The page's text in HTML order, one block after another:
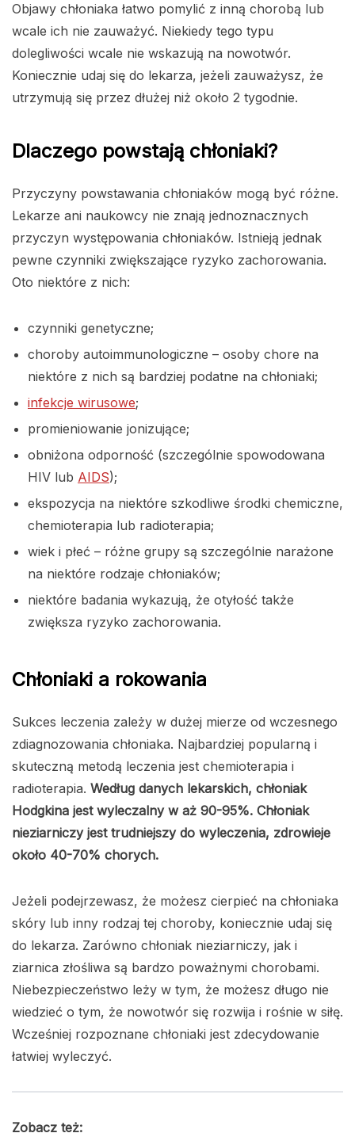
Objawy chłoniaka łatwo pomylić z inną chorobą lub
wcale ich nie zauważyć. Niekiedy tego typu
dolegliwości wcale nie wskazują na nowotwór.
Koniecznie udaj się do lekarza, jeżeli zauważysz, że
utrzymują się przez dłużej niż około 2 tygodnie.
Dlaczego powstają chłoniaki?
Przyczyny powstawania chłoniaków mogą być różne.
Lekarze ani naukowcy nie znają jednoznacznych
przyczyn występowania chłoniaków. Istnieją jednak
pewne czynniki zwiększające ryzyko zachorowania.
Oto niektóre z nich:
czynniki genetyczne;
choroby autoimmunologiczne – osoby chore na
niektóre z nich są bardziej podatne na chłoniaki;
infekcje wirusowe;
promieniowanie jonizujące;
obniżona odporność (szczególnie spowodowana
HIV lub AIDS);
ekspozycja na niektóre szkodliwe środki chemiczne,
chemioterapia lub radioterapia;
wiek i płeć – różne grupy są szczególnie narażone
na niektóre rodzaje chłoniaków;
niektóre badania wykazują, że otyłość także
zwiększa ryzyko zachorowania.
Chłoniaki a rokowania
Sukces leczenia zależy w dużej mierze od wczesnego
zdiagnozowania chłoniaka. Najbardziej popularną i
skuteczną metodą leczenia jest chemioterapia i
radioterapia. Według danych lekarskich, chłoniak
Hodgkina jest wyleczalny w aż 90-95%. Chłoniak
nieziarniczy jest trudniejszy do wyleczenia, zdrowieje
około 40-70% chorych.
Jeżeli podejrzewasz, że możesz cierpieć na chłoniaka
skóry lub inny rodzaj tej choroby, koniecznie udaj się
do lekarza. Zarówno chłoniak nieziarniczy, jak i
ziarnica złośliwa są bardzo poważnymi chorobami.
Niebezpieczeństwo leży w tym, że możesz długo nie
wiedzieć o tym, że nowotwór się rozwija i rośnie w siłę.
Wcześniej rozpoznane chłoniaki jest zdecydowanie
łatwiej wyleczyć.
Zobacz też: